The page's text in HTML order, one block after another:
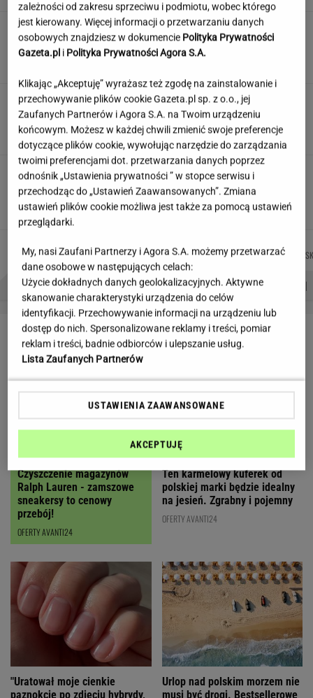
Nie czekaj, aż będzie za późno. To może
oznaczać, że szkoła przestała służyć dziecku
MATERIAŁ PROMOCYJNY
Partnerka Litewki po jego
śmierci: Niektórzy zlecieli się jak sępy
SUBSKRYPCJA
Wzięli pod lupę wielką reformę Muska. Gdzie
się podziały miliardy oszczędności?
MARIA KORCZ
Autorzy:
MACIEK
KUCHARCZYK
JOANNA
CHOJNACKA
KOZŁOWSKI
MIŁOSZ
PROBLEMY POLSKICH SIATKARZY ZNAK Z '30' WISŁAWA SZYMBORSKA
LETNIE OKAZJE
Czyszczenie magazynów
Ralph Lauren - zamszowe
sneakersy to cenowy
przebój!
OFERTY AVANTI24
Ten karmelowy kuferek od
polskiej marki będzie idealny
na jesień. Zgrabny i pojemny
OFERTY AVANTI24
"Uratował moje cienkie
paznokcie po zdjęciu hybrydy,
Urlop nad polskim morzem nie
musi być drogi. Bestsellerowe
zależności od zakresu sprzeciwu i podmiotu, wobec którego
jest kierowany. Więcej informacji o przetwarzaniu danych
osobowych znajdziesz w dokumencie Polityka Prywatności
Gazeta.pl i Polityka Prywatności Agora S.A.
Klikając „Akceptuję” wyrażasz też zgodę na zainstalowanie i
przechowywanie plików cookie Gazeta.pl sp. z o.o., jej
Zaufanych Partnerów i Agora S.A. na Twoim urządzeniu
końcowym. Możesz w każdej chwili zmienić swoje preferencje
dotyczące plików cookie, wywołując narzędzie do zarządzania
twoimi preferencjami dot. przetwarzania danych poprzez
odnośnik „Ustawienia prywatności ” w stopce serwisu i
przechodząc do „Ustawień Zaawansowanych”. Zmiana
ustawień plików cookie możliwa jest także za pomocą ustawień
przeglądarki.
My, nasi Zaufani Partnerzy i Agora S.A. możemy przetwarzać
dane osobowe w następujących celach:
Użycie dokładnych danych geolokalizacyjnych. Aktywne
skanowanie charakterystyki urządzenia do celów
identyfikacji. Przechowywanie informacji na urządzeniu lub
dostęp do nich. Spersonalizowane reklamy i treści, pomiar
reklam i treści, badnie odbiorców i ulepszanie usług.
Lista Zaufanych Partnerów
USTAWIENIA ZAAWANSOWANE
AKCEPTUJĘ